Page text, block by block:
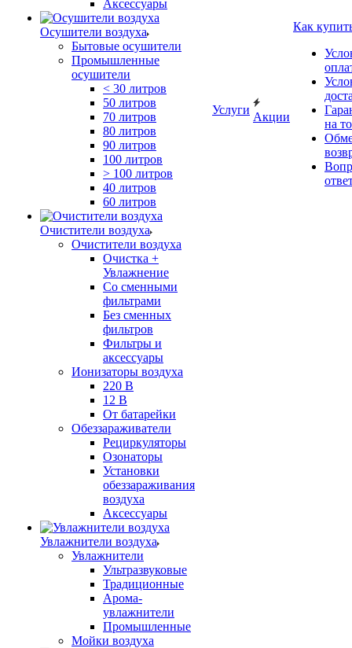
Аксессуары
Осушители воздуха
Бытовые осушители
Промышленные
осушители
< 30 литров
50 литров
70 литров
80 литров
90 литров
100 литров
> 100 литров
40 литров
60 литров
Очистители воздуха
Очистители воздуха
Очистка +
Увлажнение
Cо сменными
фильтрами
Без сменных
фильтров
Фильтры и
аксессуары
Ионизаторы воздуха
220 В
12 В
От батарейки
Обеззараживатели
Рециркуляторы
Озонаторы
Установки
обеззараживания
воздуха
Аксессуары
Увлажнители воздуха
Увлажнители
Ультразвуковые
Традиционные
Арома-
увлажнители
Промышленные
Мойки воздуха
Услуги
Акции
Как
на